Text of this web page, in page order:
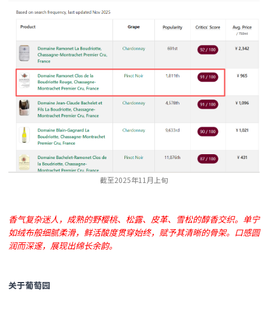
截至2025年11月上旬
香气复杂迷人，成熟的野樱桃、松露、皮革、雪松的醇香交织。单宁
如绒布般细腻柔滑，鲜活酸度贯穿始终，赋予其清晰的骨架。口感圆
润而深邃，展现出绵长余韵。
关于葡萄园